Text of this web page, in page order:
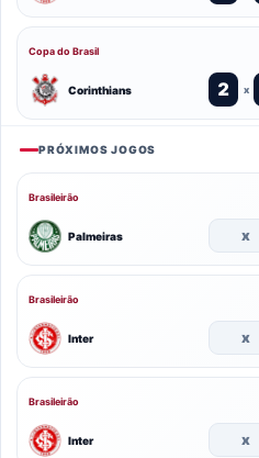
Copa do Brasil
Corinthians 2 x
PRÓXIMOS JOGOS
Brasileirão
Palmeiras x
Brasileirão
Inter x
Brasileirão
Inter x